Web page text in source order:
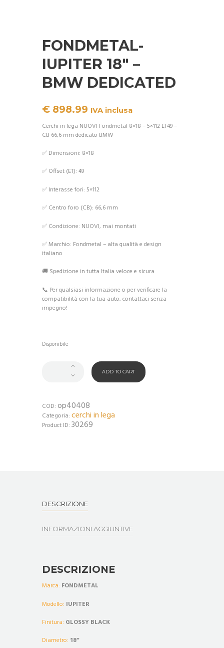
FONDMETAL-
IUPITER 18″ –
BMW DEDICATED
€ 898.99 IVA inclusa
Cerchi in lega NUOVI Fondmetal 8×18 – 5×112 ET49 –
CB 66,6 mm dedicato BMW
✅ Dimensioni: 8×18
✅ Offset (ET): 49
✅ Interasse fori: 5×112
✅ Centro foro (CB): 66,6 mm
✅ Condizione: NUOVI, mai montati
✅ Marchio: Fondmetal – alta qualità e design
italiano
🚚 Spedizione in tutta Italia veloce e sicura
📞 Per qualsiasi informazione o per verificare la
compatibilità con la tua auto, contattaci senza
impegno!
Disponibile
ADD TO CART
COD: op40408
Categoria: cerchi in lega
Product ID: 30269
DESCRIZIONE
INFORMAZIONI AGGIUNTIVE
DESCRIZIONE
Marca: FONDMETAL
Modello: IUPITER
Finitura: GLOSSY BLACK
Diametro: 18”